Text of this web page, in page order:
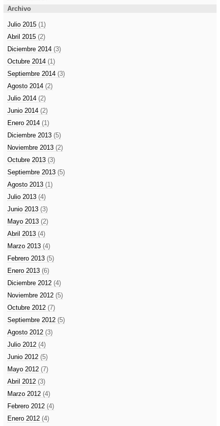
Archivo
Julio 2015 (1)
Abril 2015 (2)
Diciembre 2014 (3)
Octubre 2014 (1)
Septiembre 2014 (3)
Agosto 2014 (2)
Julio 2014 (2)
Junio 2014 (2)
Enero 2014 (1)
Diciembre 2013 (5)
Noviembre 2013 (2)
Octubre 2013 (3)
Septiembre 2013 (5)
Agosto 2013 (1)
Julio 2013 (4)
Junio 2013 (3)
Mayo 2013 (2)
Abril 2013 (4)
Marzo 2013 (4)
Febrero 2013 (5)
Enero 2013 (6)
Diciembre 2012 (4)
Noviembre 2012 (5)
Octubre 2012 (7)
Septiembre 2012 (5)
Agosto 2012 (3)
Julio 2012 (4)
Junio 2012 (5)
Mayo 2012 (7)
Abril 2012 (3)
Marzo 2012 (4)
Febrero 2012 (4)
Enero 2012 (4)